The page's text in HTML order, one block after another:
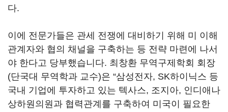
다.
이에 전문가들은 관세 전쟁에 대비하기 위해 미 이해
관계자와 협의 채널을 구축하는 등 전략 마련에 나서
야 한다고 당부했습니다. 최창환 무역구제학회 회장
(단국대 무역학과 교수)은 “삼성전자, SK하이닉스 등
국내 기업에 투자하고 있는 텍사스, 조지아, 인디애나
상하원의원과 협력관계를 구축하여 미국이 필요한